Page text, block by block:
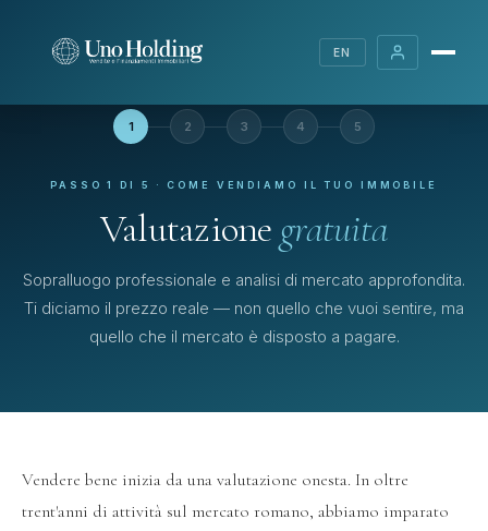
EN
1 2 3 4 5
PASSO 1 DI 5 · COME VENDIAMO IL TUO IMMOBILE
Valutazione gratuita
Sopralluogo professionale e analisi di mercato approfondita.
Ti diciamo il prezzo reale — non quello che vuoi sentire, ma
quello che il mercato è disposto a pagare.
Vendere bene inizia da una valutazione onesta. In oltre
trent'anni di attività sul mercato romano, abbiamo imparato